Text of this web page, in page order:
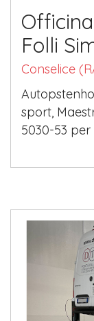
Folli
Conselice
sport,
5030-53